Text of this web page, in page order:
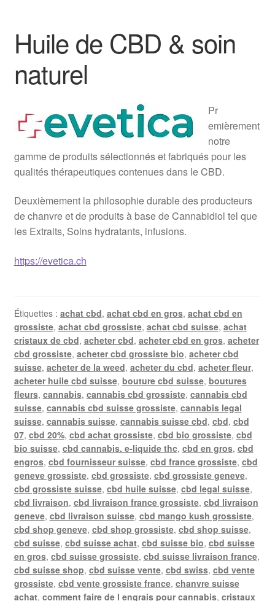
Huile de CBD & soin
naturel
Pr
emièrement
notre
gamme de produits sélectionnés et fabriqués pour les
qualités thérapeutiques contenues dans le CBD.
Deuxièmement la philosophie durable des producteurs
de chanvre et de produits à base de Cannabidiol tel que
les Extraits, Soins hydratants, infusions.
https://evetica.ch
Étiquettes : achat cbd, achat cbd en gros, achat cbd en
grossiste, achat cbd grossiste, achat cbd suisse, achat
cristaux de cbd, acheter cbd, acheter cbd en gros, acheter
cbd grossiste, acheter cbd grossiste bio, acheter cbd
suisse, acheter de la weed, acheter du cbd, acheter fleur,
acheter huile cbd suisse, bouture cbd suisse, boutures
fleurs, cannabis, cannabis cbd grossiste, cannabis cbd
suisse, cannabis cbd suisse grossiste, cannabis legal
suisse, cannabis suisse, cannabis suisse cbd, cbd, cbd
07, cbd 20%, cbd achat grossiste, cbd bio grossiste, cbd
bio suisse, cbd cannabis. e-liquide thc, cbd en gros, cbd
engros, cbd fournisseur suisse, cbd france grossiste, cbd
geneve grossiste, cbd grossiste, cbd grossiste geneve,
cbd grossiste suisse, cbd huile suisse, cbd legal suisse,
cbd livraison, cbd livraison france grossiste, cbd livraison
geneve, cbd livraison suisse, cbd mango kush grossiste,
cbd shop geneve, cbd shop grossiste, cbd shop suisse,
cbd suisse, cbd suisse achat, cbd suisse bio, cbd suisse
en gros, cbd suisse grossiste, cbd suisse livraison france,
cbd suisse shop, cbd suisse vente, cbd swiss, cbd vente
grossiste, cbd vente grossiste france, chanvre suisse
achat, comment faire de l engrais pour cannabis, cristaux